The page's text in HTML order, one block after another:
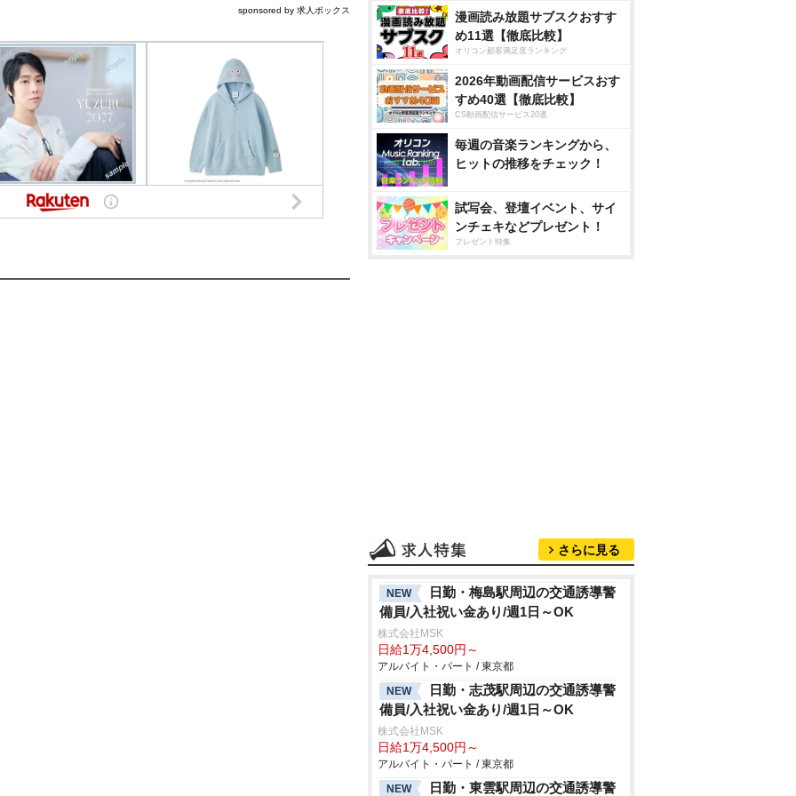
sponsored by 求人ボックス
漫画読み放題サブスクおすす
め11選【徹底比較】
オリコン顧客満足度ランキング
2026年動画配信サービスおす
すめ40選【徹底比較】
CS動画配信サービス20選
毎週の音楽ランキングから、
ヒットの推移をチェック！
試写会、登壇イベント、サイ
ンチェキなどプレゼント！
プレゼント特集
さらに見る
NEW
日勤・梅島駅周辺の交通誘導警
備員/入社祝い金あり/週1日～OK
株式会社MSK
日給1万4,500円～
アルバイト・パート / 東京都
NEW
日勤・志茂駅周辺の交通誘導警
備員/入社祝い金あり/週1日～OK
株式会社MSK
日給1万4,500円～
アルバイト・パート / 東京都
NEW
日勤・東雲駅周辺の交通誘導警